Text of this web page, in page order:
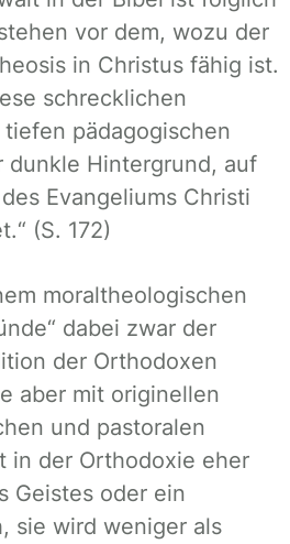
vor dem, wozu der
in Christus fähig ist.
schrecklichen
pädagogischen
dunkle Hintergrund, auf
Evangeliums Christi
(S. 172)
moraltheologischen
dabei zwar der
der Orthodoxen
aber mit originellen
und pastoralen
in der Orthodoxie eher
Geistes oder ein
sie wird weniger als